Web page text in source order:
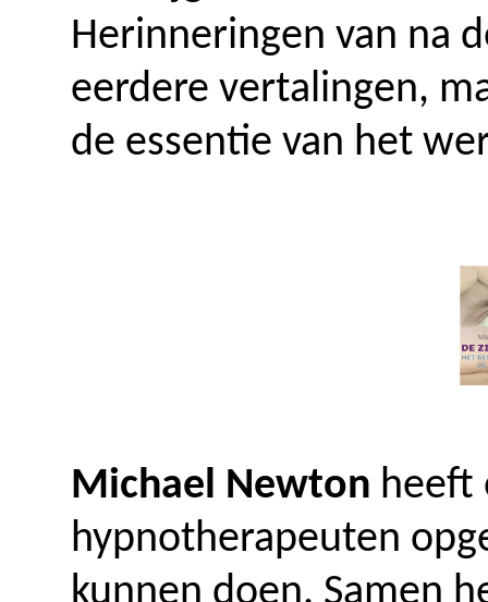
Herinneringen van na
eerdere vertalingen,
de essentie van het
Michael Newton heeft
hypnotherapeuten